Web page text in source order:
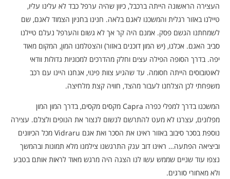
העצירה הראשונה הייתה ברכבל, כיוון שהיה ערפל כבד לא עלינו עליו,
טיילנו באזור רגלית והמשכנו לאגם בלאה. חנינו בחניון הצמוד לאגם, שם
לשמחתנו הגשם פסק. אמנם היה קר אך לא גשום והערפל נעלם טיילנו
סביב האגם. אכלנו, (יש המון דוכנים באזור) והצטלמנו המון, המקום מאוד
יפה. בדרך הסופה הפילה עצים וחלק מהדרכים למכוניות גדולות וודאי
לאוטובוסים הייתה חסומה. עד שהגיע צוות פינוי, אנחנו היינו עם רכב
משפחתי לכן הצלחנו לעבור מהצד, חוויה קצת מלחיצה.
המשכנו בדרך למפלי כפרה Capra מקסים מקסים, בדרך המון המון
מפלונים, עצרנו לא מעט להתרשם לנשום לנצור את הנופים ולצלם. עצירה
נוספת בסכר סיבוב באזור ראינו את הסכר ואת אגם Vidraru מכל הכיוונים
וביציאה הפתעה… ראינו דוב ענק התרגשנו צילמנו מלא תמונות ובהמשך
נצפו עוד שניים שממש עשו לנו הצגה היה מרגש מאוד לראות אותם בטבע
ולא מאחורי סורגים.